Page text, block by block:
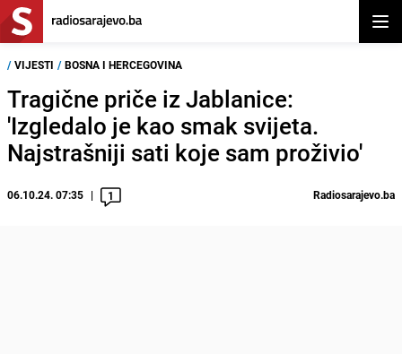
/ VIJESTI / BOSNA I HERCEGOVINA
Tragične priče iz Jablanice:
'Izgledalo je kao smak svijeta.
Najstrašniji sati koje sam proživio'
06.10.24. 07:35 1 Radiosarajevo.ba